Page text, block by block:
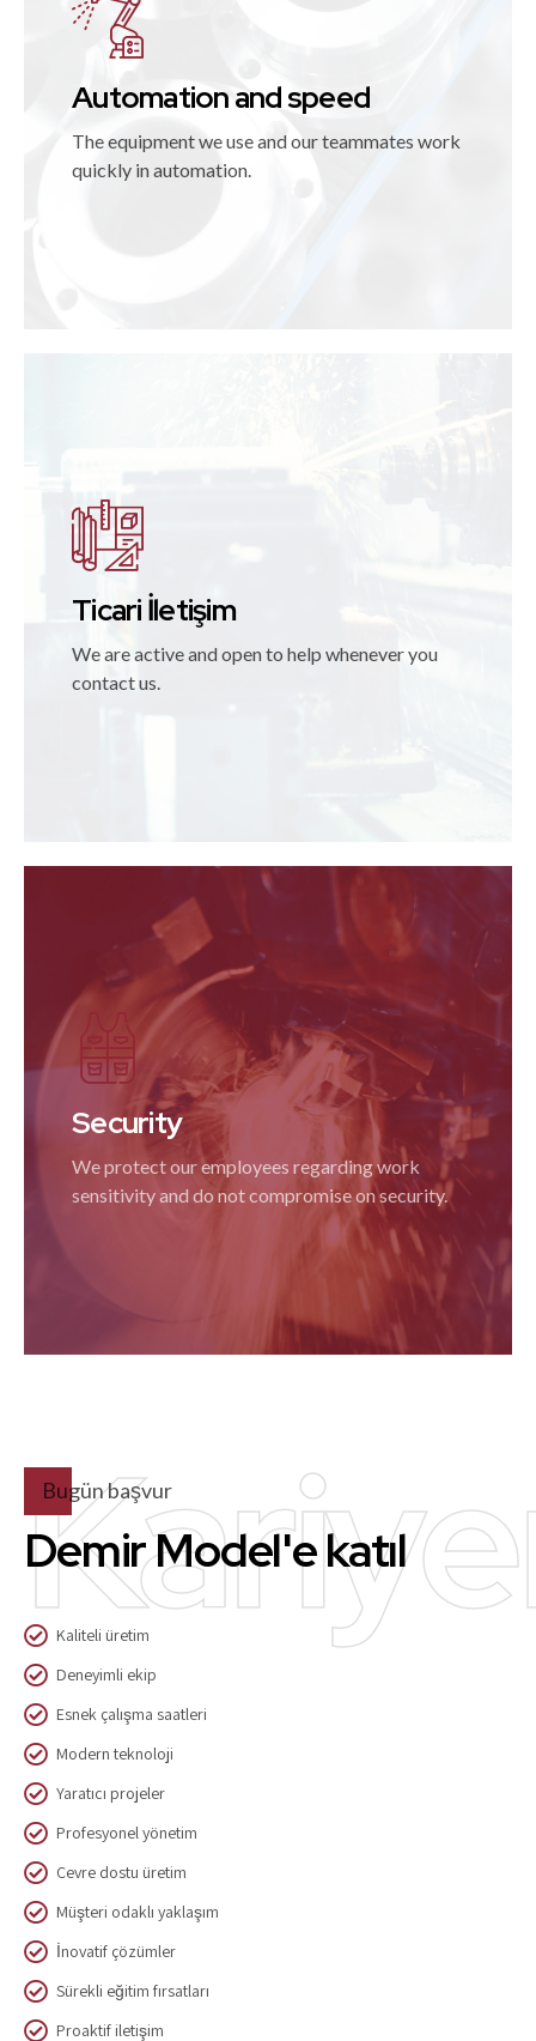
Automation and speed
The equipment we use and our teammates work
quickly in automation.
Ticari İletişim
We are active and open to help whenever you
contact us.
Security
We protect our employees regarding work
sensitivity and do not compromise on security.
Bugün başvur
Demir Model'e katıl
Kaliteli üretim
Deneyimli ekip
Esnek çalışma saatleri
Modern teknoloji
Yaratıcı projeler
Profesyonel yönetim
Çevre dostu üretim
Müşteri odaklı yaklaşım
İnovatif çözümler
Sürekli eğitim fırsatları
Proaktif iletişim